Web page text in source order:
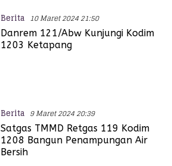
Berita 10 Maret 2024 21:50
Danrem 121/Abw Kunjungi Kodim
1203 Ketapang
Berita 9 Maret 2024 20:39
Satgas TMMD Retgas 119 Kodim
1208 Bangun Penampungan Air
Bersih